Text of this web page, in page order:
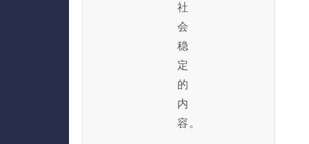
社
会
稳
定
的
内
容。